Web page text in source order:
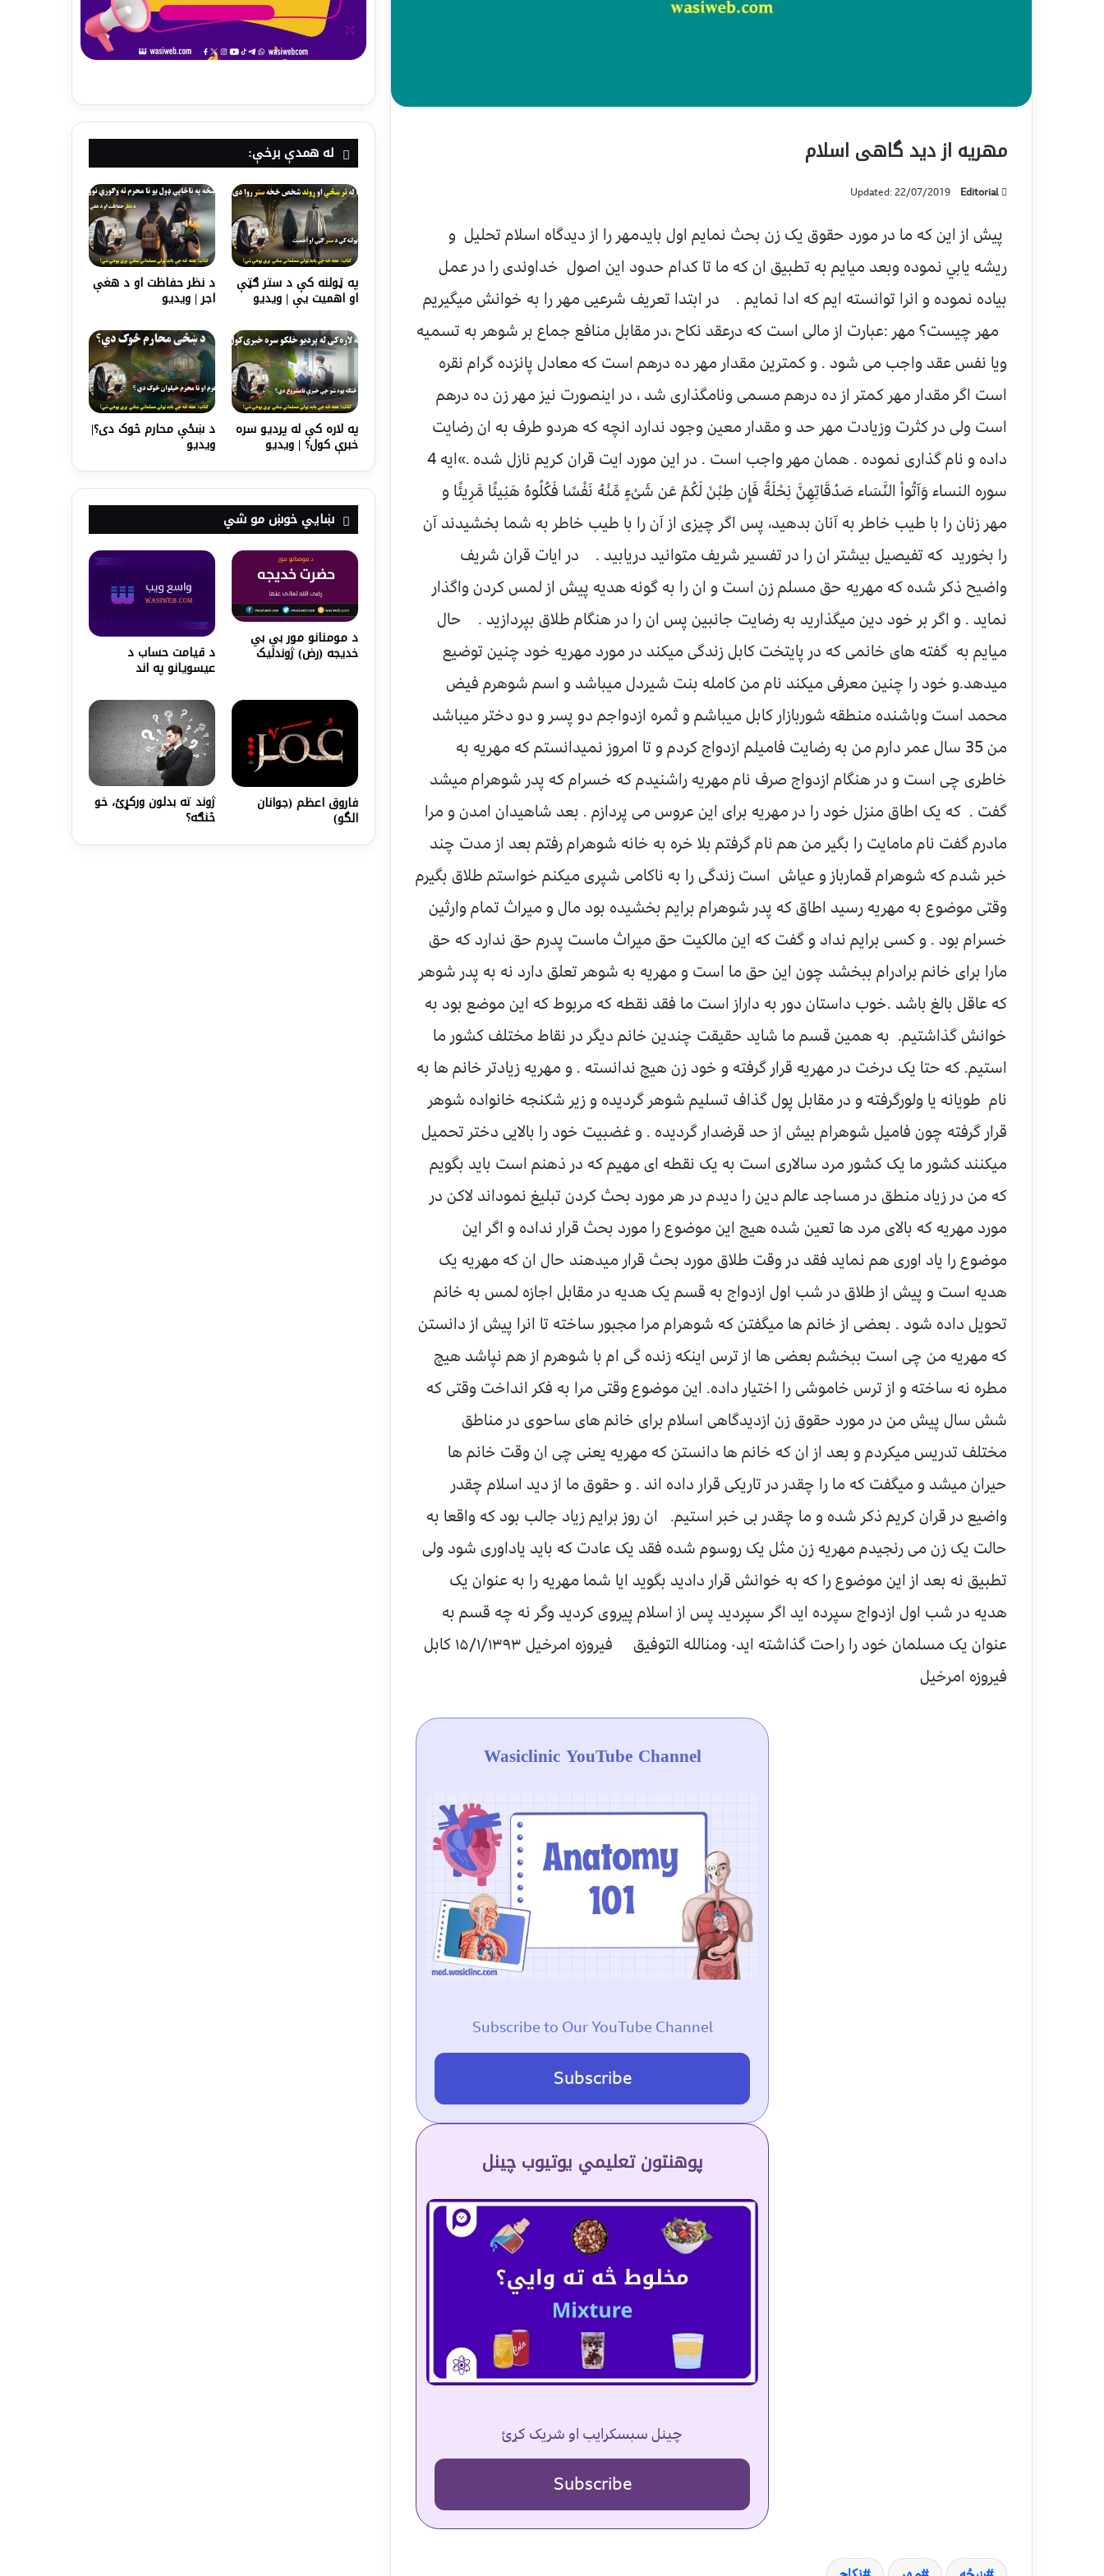
مهریه از دید گاهی اسلام
Editorial
Updated: 22/07/2019
پیش از این که ما در مورد حقوق یک زن بحث نمایم اول بایدمهر را از دیدگاه اسلام تحلیل و
ریشه یابي نموده وبعد میایم به تطبیق ان که ما تا کدام حدود این اصول خداوندی را در عمل
بیاده نموده و انرا توانسته ایم که ادا نمایم . در ابتدا تعریف شرعیی مهر را به خوانش میگیریم
مهر چیست؟ مهر :عبارت از مالی است که درعقد نکاح ،در مقابل منافع جماع بر شوهر به تسمیه
ویا نفس عقد واجب می شود . و کمترین مقدار مهر ده درهم است که معادل پانزده گرام نقره
است اگر مقدار مهر کمتر از ده درهم مسمی ونامگذاری شد ، در اینصورت نیز مهر زن ده درهم
است ولی در کثرت وزیادت مهر حد و مقدار معین وجود ندارد انچه که هردو طرف به ان رضایت
داده و نام گذاری نموده . همان مهر واجب است . در این مورد ایت قران کریم نازل شده .»ایه 4
سوره النساء وَآتُواْ النَّسَاء صَدُقَاتِهِنَّ نِحْلَةً فَإِن طِبْنَ لَکُمْ عَن شَیْءٍ مِّنْهُ نَفْسًا فَکُلُوهُ هَنِیئًا مَّرِیئًا و
مهر زنان را با طیب خاطر به آنان بدهید، پس اگر چیزی از آن را با طیب خاطر به شما بخشیدند آن
را بخورید که تفیصیل بیشتر ان را در تفسیر شریف متوانید دریابید . در ایات قران شریف
واضیح ذکر شده که مهریه حق مسلم زن است و ان را به گونه هدیه پیش از لمس کردن واگذار
نماید . و اگر بر خود دین میگذارید به رضایت جانبین پس ان را در هنگام طلاق بپردازید . حال
میایم به گفته های خانمی که در پایتخت کابل زندگی میکند در مورد مهریه خود چنین توضیع
میدهد.و خود را چنین معرفی میکند نام من کامله بنت شیردل میباشد و اسم شوهرم فیض
محمد است وباشنده منطقه شوربازار کابل میباشم و ثمره ازدواجم دو پسر و دو دختر میباشد
من 35 سال عمر دارم من به رضایت فامیلم ازدواج کردم و تا امروز نمیدانستم که مهریه به
خاطری چی است و در هنگام ازدواج صرف نام مهریه راشنیدم که خسرام که پدر شوهرام میشد
گفت . که یک اطاق منزل خود را در مهریه برای این عروس می پردازم . بعد شاهیدان امدن و مرا
مادرم گفت نام مامایت را بگیر من هم نام گرفتم بلا خره به خانه شوهرام رفتم بعد از مدت چند
خبر شدم که شوهرام قمارباز و عیاش است زندگی را به ناکامی شپری میکنم خواستم طلاق بگیرم
وقتی موضوع به مهریه رسید اطاق که پدر شوهرام برایم بخشیده بود مال و میراث تمام وارثین
خسرام بود . و کسی برایم نداد و گفت که این مالکیت حق میراث ماست پدرم حق ندارد که حق
مارا برای خانم برادرام ببخشد چون این حق ما است و مهریه به شوهر تعلق دارد نه به پدر شوهر
که عاقل بالغ باشد .خوب داستان دور به داراز است ما فقد نقطه که مربوط که این موضع بود به
خوانش گذاشتیم. به همین قسم ما شاید حقیقت چندین خانم دیگر در نقاط مختلف کشور ما
استیم. که حتا یک درخت در مهریه قرار گرفته و خود زن هیچ ندانسته . و مهریه زیادتر خانم ها به
نام طویانه یا ولورگرفته و در مقابل پول گذاف تسلیم شوهر گردیده و زیر شکنجه خانواده شوهر
قرار گرفته چون فامیل شوهرام بیش از حد قرضدار گردیده . و غضبیت خود را بالایی دختر تحمیل
میکنند کشور ما یک کشور مرد سالاری است به یک نقطه ای مهیم که در ذهنم است باید بگویم
که من در زیاد منطق در مساجد عالم دین را دیدم در هر مورد بحث کردن تبلیغ نموداند لاکن در
مورد مهریه که بالای مرد ها تعین شده هیچ این موضوع را مورد بحث قرار نداده و اگر این
موضوع را یاد اوری هم نماید فقد در وقت طلاق مورد بحث قرار میدهند حال ان که مهریه یک
هدیه است و پیش از طلاق در شب اول ازدواج به قسم یک هدیه در مقابل اجازه لمس به خانم
تحویل داده شود . بعضی از خانم ها میگفتن که شوهرام مرا مجبور ساخته تا انرا پیش از دانستن
که مهریه من چی است ببخشم بعضی ها از ترس اینکه زنده گی ام با شوهرم از هم نپاشد هیچ
مطره نه ساخته و از ترس خاموشی را اختیار داده. این موضوع وقتی مرا به فکر انداخت وقتی که
شش سال پیش من در مورد حقوق زن ازدیدگاهی اسلام برای خانم های ساحوی در مناطق
مختلف تدریس میکردم و بعد از ان که خانم ها دانستن که مهریه یعنی چی ان وقت خانم ها
حیران میشد و میگفت که ما را چقدر در تاریکی قرار داده اند . و حقوق ما از دید اسلام چقدر
واضیع در قران کریم ذکر شده و ما چقدر بی خبر استیم. ان روز برایم زیاد جالب بود که واقعا به
حالت یک زن می رنجیدم مهریه زن مثل یک روسوم شده فقد یک عادت که باید یاداوری شود ولی
تطبیق نه بعد از این موضوع را که به خوانش قرار دادید بگوید ایا شما مهریه را به عنوان یک
هدیه در شب اول ازدواج سپرده اید اگر سپردید پس از اسلام پیروی کردید وگر نه چه قسم به
عنوان یک مسلمان خود را راحت گذاشته اید۰ ومنالله التوفیق فیروزه امرخیل ۱۵/۱/۱۳۹۳ کابل
فیروزه امرخیل
Wasiclinic YouTube Channel
Subscribe to Our YouTube Channel
Subscribe
پوهنتون تعلیمي یوتیوب چینل
چینل سبسکرایب او شریک کړئ
Subscribe
له همدې برخې:
په ټولنه کې د ستر ګټې
او اهمیت يې | ویدیو
د نظر حفاظت او د هغې
اجر | ویدیو
په لاره کې له پردیو سره
خبرې کول؟ | ویدیو
د ښځې محارم څوک دی؟|
ویدیو
ښايي خوښ مو شي
د مومنانو مور بي بي
خديجه (رض) ژوندلیک د قيامت حساب د
عيسويانو په اند
فاروق اعظم (جوانان
الگو)
ژوند ته بدلون ورکړئ، خو
څنګه؟